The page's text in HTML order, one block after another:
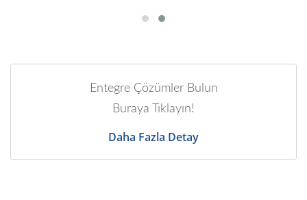
Entegre Çözümler Bulun
Buraya Tıklayın!
Daha Fazla Detay